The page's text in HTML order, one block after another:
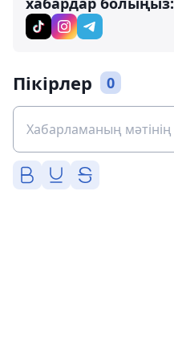
Пікірлер 0